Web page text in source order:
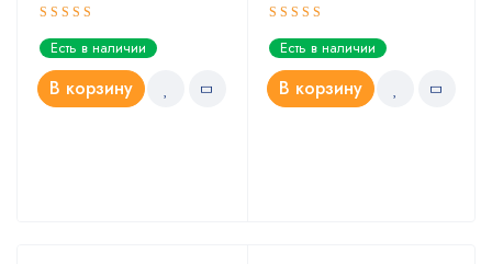
Оценка
5.00из 5
Есть в наличии
В корзину
Оценка
4.67из 5
Есть в наличии
В корзину